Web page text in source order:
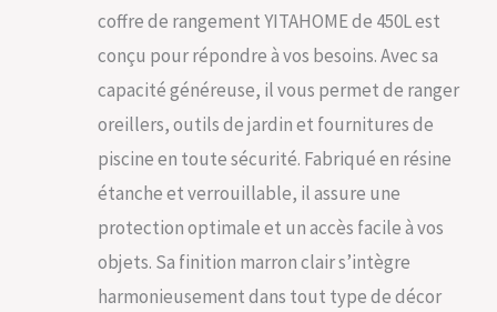
coffre de rangement YITAHOME de 450L est
conçu pour répondre à vos besoins. Avec sa
capacité généreuse, il vous permet de ranger
oreillers, outils de jardin et fournitures de
piscine en toute sécurité. Fabriqué en résine
étanche et verrouillable, il assure une
protection optimale et un accès facile à vos
objets. Sa finition marron clair s’intègre
harmonieusement dans tout type de décor